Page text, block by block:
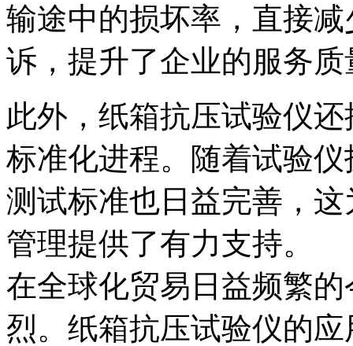
输途中的损坏率，直接
诉，提升了企业的服务
此外，纸箱抗压试验仪
标准化进程。随着试验
测试标准也日益完善，
管理提供了有力支持。
在全球化贸易日益频繁
烈。纸箱抗压试验仪的